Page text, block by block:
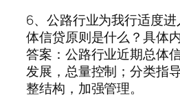
6、公路行业为我行适度
体信贷原则是什么？具体
答案：公路行业近期总体
发展，总量控制；分类指
整结构，加强管理。